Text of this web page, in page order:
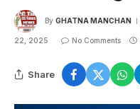
By GHATNA MANCHAN
22, 2025 No Comments
Share